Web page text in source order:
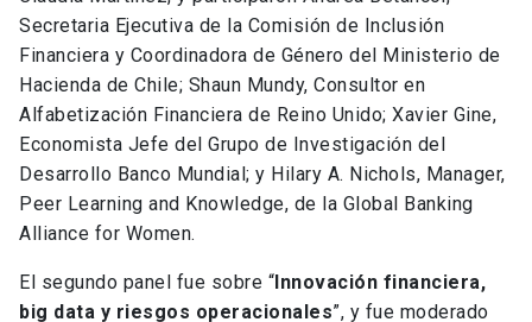
Secretaria Ejecutiva de la Comisión de Inclusión
Financiera y Coordinadora de Género del Ministerio de
Hacienda de Chile; Shaun Mundy, Consultor en
Alfabetización Financiera de Reino Unido; Xavier Gine,
Economista Jefe del Grupo de Investigación del
Desarrollo Banco Mundial; y Hilary A. Nichols, Manager,
Peer Learning and Knowledge, de la Global Banking
Alliance for Women.
El segundo panel fue sobre “ Innovación financiera,
big data y riesgos operacionales”, y fue moderado